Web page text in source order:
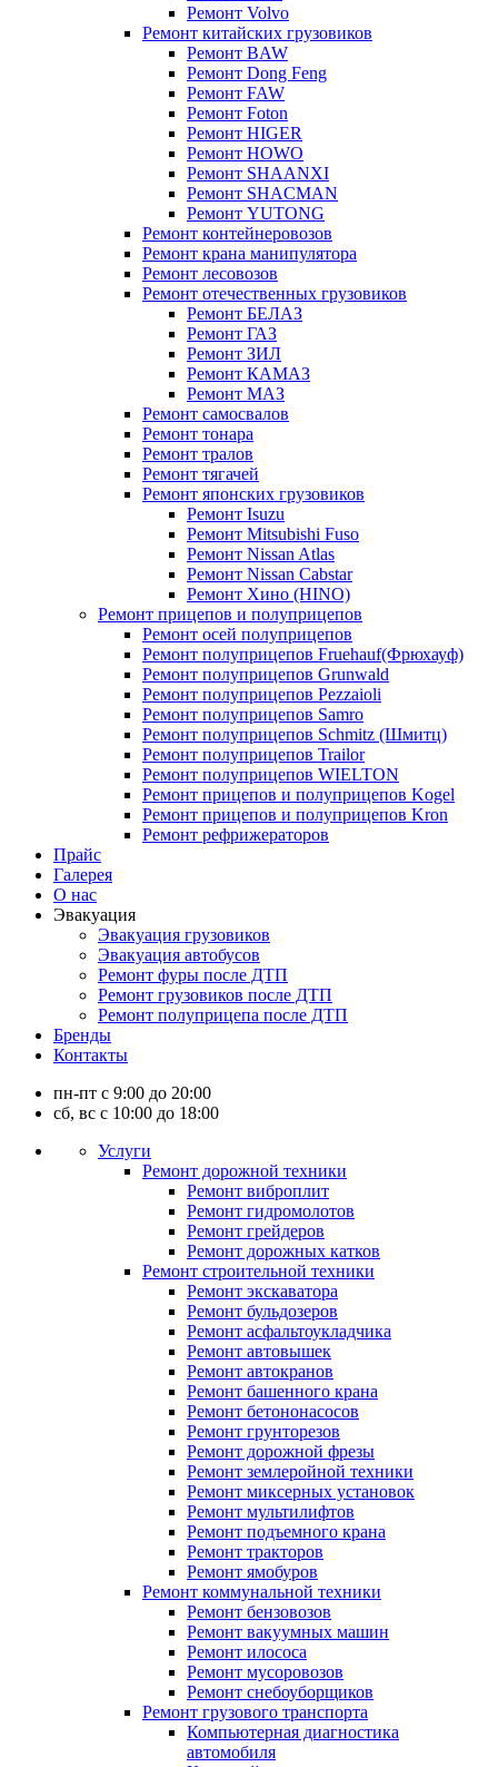
Ремонт Volvo
Ремонт китайских грузовиков
Ремонт BAW
Ремонт Dong Feng
Ремонт FAW
Ремонт Foton
Ремонт HIGER
Ремонт HOWO
Ремонт SHAANXI
Ремонт SHACMAN
Ремонт YUTONG
Ремонт контейнеровозов
Ремонт крана манипулятора
Ремонт лесовозов
Ремонт отечественных грузовиков
Ремонт БЕЛАЗ
Ремонт ГАЗ
Ремонт ЗИЛ
Ремонт КАМАЗ
Ремонт МАЗ
Ремонт самосвалов
Ремонт тонара
Ремонт тралов
Ремонт тягачей
Ремонт японских грузовиков
Ремонт Isuzu
Ремонт Mitsubishi Fuso
Ремонт Nissan Atlas
Ремонт Nissan Cabstar
Ремонт Хино (HINO)
Ремонт прицепов и полуприцепов
Ремонт осей полуприцепов
Ремонт полуприцепов Fruehauf(Фрюхауф)
Ремонт полуприцепов Grunwald
Ремонт полуприцепов Pezzaioli
Ремонт полуприцепов Samro
Ремонт полуприцепов Schmitz (Шмитц)
Ремонт полуприцепов Trailor
Ремонт полуприцепов WIELTON
Ремонт прицепов и полуприцепов Kogel
Ремонт прицепов и полуприцепов Kron
Ремонт рефрижераторов
Прайс
Галерея
О нас
Эвакуация
Эвакуация грузовиков
Эвакуация автобусов
Ремонт фуры после ДТП
Ремонт грузовиков после ДТП
Ремонт полуприцепа после ДТП
Бренды
Контакты
пн-пт с 9:00 до 20:00
сб, вс с 10:00 до 18:00
Услуги
Ремонт дорожной техники
Ремонт виброплит
Ремонт гидромолотов
Ремонт грейдеров
Ремонт дорожных катков
Ремонт строительной техники
Ремонт экскаватора
Ремонт бульдозеров
Ремонт асфальтоукладчика
Ремонт автовышек
Ремонт автокранов
Ремонт башенного крана
Ремонт бетононасосов
Ремонт грунторезов
Ремонт дорожной фрезы
Ремонт землеройной техники
Ремонт миксерных установок
Ремонт мультилифтов
Ремонт подъемного крана
Ремонт тракторов
Ремонт ямобуров
Ремонт коммунальной техники
Ремонт бензовозов
Ремонт вакуумных машин
Ремонт илососа
Ремонт мусоровозов
Ремонт снебоуборщиков
Ремонт грузового транспорта
Компьютерная диагностика
автомобиля